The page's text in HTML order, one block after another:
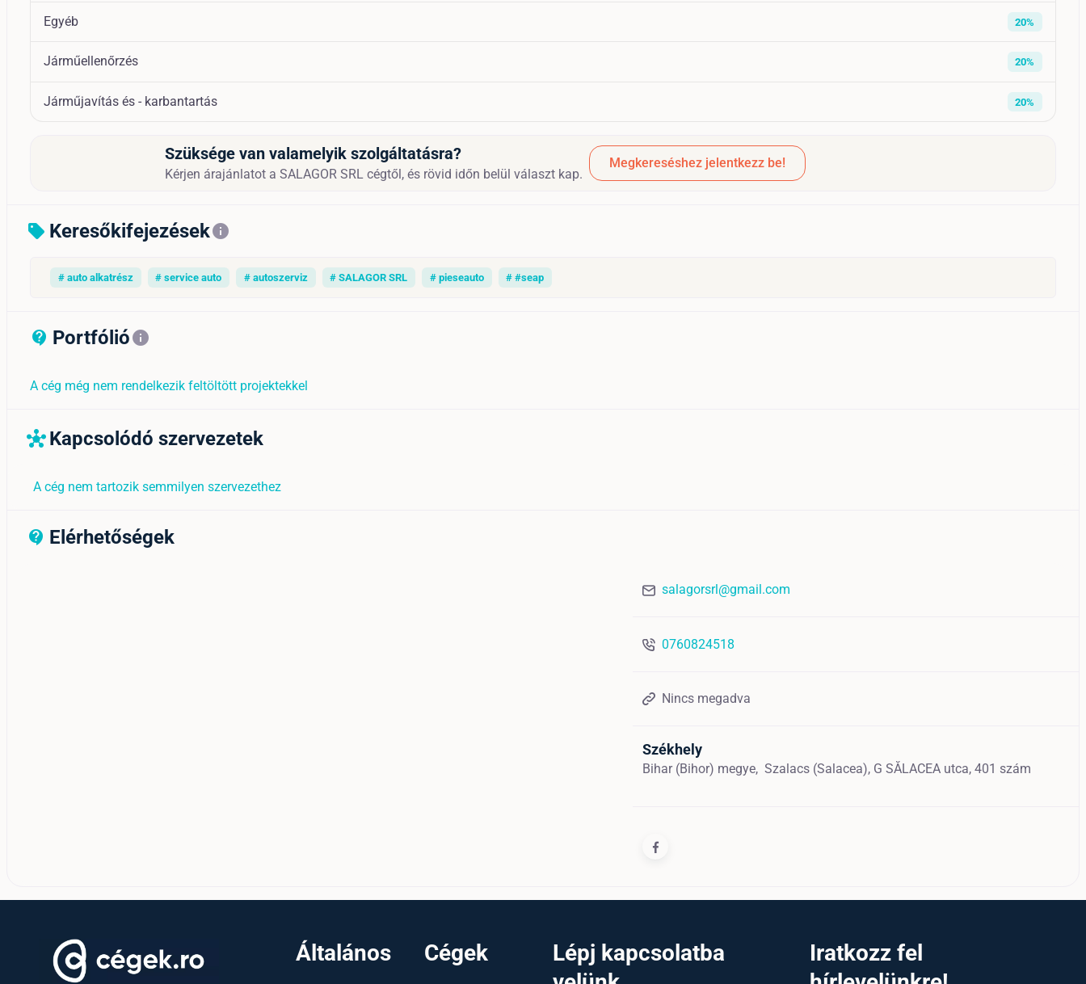
Egyéb 20%
Járműellenőrzés 20%
Járműjavítás és - karbantartás 20%
Szüksége van valamelyik szolgáltatásra?
Kérjen árajánlatot a SALAGOR SRL cégtől, és rövid időn belül választ kap.
Megkereséshez jelentkezz be!
sell Keresőkifejezésekinfo
# auto alkatrész # service auto # autoszerviz # SALAGOR SRL # pieseauto # #seap
contact_support_outline
Portfólióinfo
A cég még nem rendelkezik feltöltött projektekkel
hub Kapcsolódó szervezetek
A cég nem tartozik semmilyen szervezethez
contact_support_outline
Elérhetőségek
salagorsrl@gmail.com
0760824518
Nincs megadva
Székhely
Bihar (Bihor) megye, Szalacs (Salacea), G SĂLACEA utca, 401 szám
Általános Cégek
Lépj kapcsolatba
Iratkozz fel